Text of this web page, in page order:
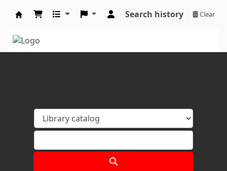
Search history Clear